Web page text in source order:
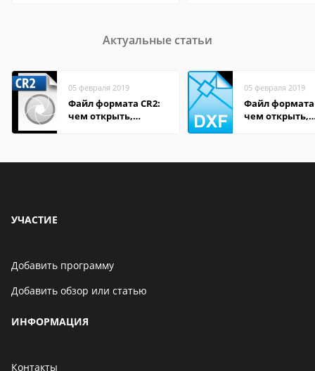
Актуальные статьи
05 февраля 2019
Файл формата CR2:
чем открыть,
05 февраля 2019
Файл формата
чем открыть,
УЧАСТИЕ
Добавить программу
Добавить обзор или статью
ИНФОРМАЦИЯ
Контакты